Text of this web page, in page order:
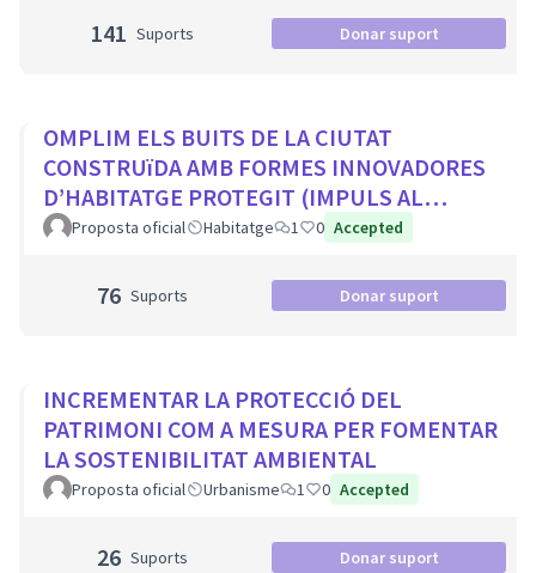
141 Suports Donar suport
OMPLIM ELS BUITS DE LA CIUTAT
CONSTRUïDA AMB FORMES INNOVADORES
D’HABITATGE PROTEGIT (IMPULS AL
COHABITATGE, APROFITAR LOCALS BUITS
Proposta oficial Habitatge 1 0 Accepted
76 Suports Donar suport
INCREMENTAR LA PROTECCIÓ DEL
PATRIMONI COM A MESURA PER FOMENTAR
LA SOSTENIBILITAT AMBIENTAL
Proposta oficial Urbanisme 1 0 Accepted
26 Suports Donar suport